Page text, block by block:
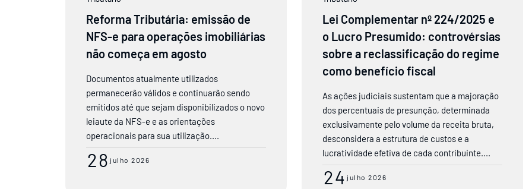
Reforma Tributária: emissão de
NFS-e para operações imobiliárias
não começa em agosto
Documentos atualmente utilizados
permanecerão válidos e continuarão sendo
emitidos até que sejam disponibilizados o novo
leiaute da NFS-e e as orientações
operacionais para sua utilização....
28 julho 2026
Lei Complementar nº 224/2025 e
o Lucro Presumido: controvérsias
sobre a reclassificação do regime
como benefício fiscal
As ações judiciais sustentam que a majoração
dos percentuais de presunção, determinada
exclusivamente pelo volume da receita bruta,
desconsidera a estrutura de custos e a
lucratividade efetiva de cada contribuinte....
24 julho 2026